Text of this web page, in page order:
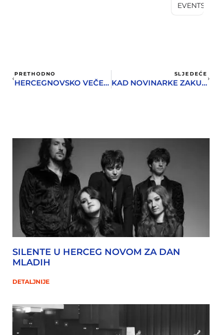
EVENTS
PRETHODNO
HERCEGNOVSKO VEČE JEDRENJA
SLJEDEĆE
KAD NOVINARKE ZAKUVAJU
SILENTE U HERCEG NOVOM ZA DAN
MLADIH
DETALJNIJE